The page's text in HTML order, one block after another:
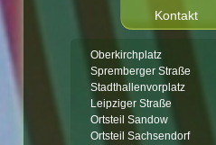
Kontakt
Oberkirchplatz
Spremberger Straße
Stadthallenvorplatz
Leipziger Straße
Ortsteil Sandow
Ortsteil Sachsendorf